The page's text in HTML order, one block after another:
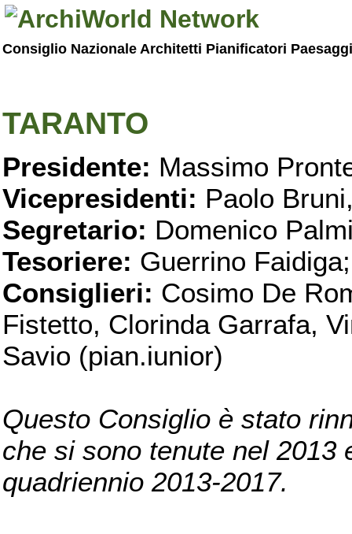
Consiglio Nazionale Architetti Pianificatori
TARANTO
Presidente: Massimo
Vicepresidenti: Paolo
Segretario: Domenico
Tesoriere: Guerrino Faidiga;
Consiglieri: Cosimo De
Fistetto, Clorinda Garrafa,
Savio (pian.iunior)
Questo Consiglio è stato
che si sono tenute nel 2013
quadriennio 2013-2017.